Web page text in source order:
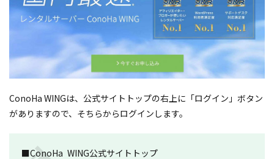
ConoHa WINGは、公式サイトトップの右上に「ログイン」ボタン
がありますので、そちらからログインします。
■ConoHa WING公式サイトトップ